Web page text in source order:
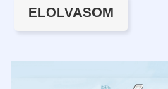
ELOLVASOM